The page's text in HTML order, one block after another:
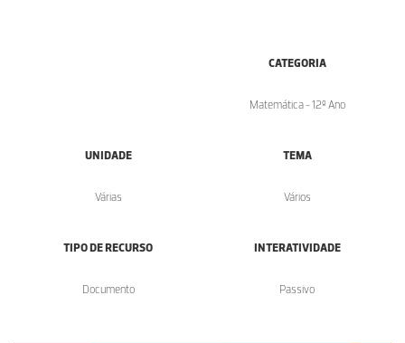
CATEGORIA
Matemática - 12º Ano
UNIDADE
Várias
TEMA
Vários
TIPO DE RECURSO
Documento
INTERATIVIDADE
Passivo